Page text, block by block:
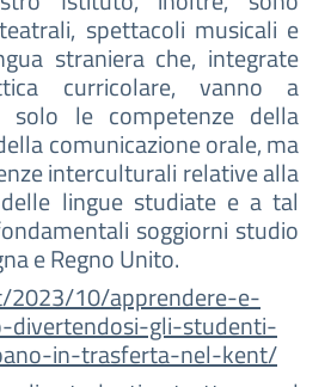
spettacoli musicali e
straniera che, integrate
curricolare, vanno a
solo le competenze della
comunicazione orale, ma
interculturali relative alla
lingue studiate e a tal
soggiorni studio
e Regno Unito.
2023/10/apprendere-e-
divertendosi-gli-studenti-
in-trasferta-nel-kent/